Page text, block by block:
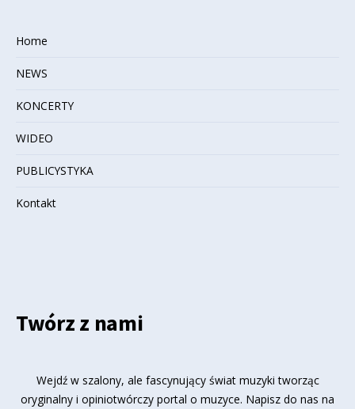
Home
NEWS
KONCERTY
WIDEO
PUBLICYSTYKA
Kontakt
Twórz z nami
Wejdź w szalony, ale fascynujący świat muzyki tworząc
oryginalny i opiniotwórczy portal o muzyce. Napisz do nas na